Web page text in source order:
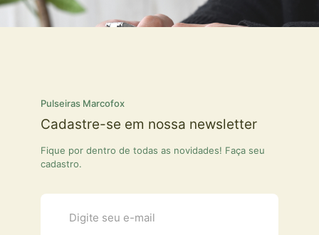
Pulseiras Marcofox
Cadastre-se em nossa newsletter
Fique por dentro de todas as novidades! Faça seu
cadastro.